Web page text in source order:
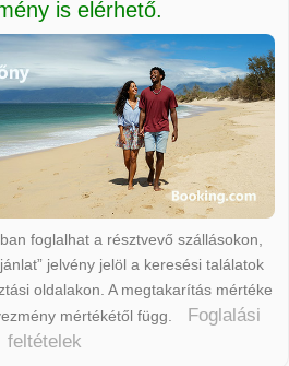
is elérhető.
foglalhat a résztvevő szállásokon,
jelvény jelöl a keresési találatok
oldalakon. A megtakarítás mértéke
mértékétől függ.
Foglalási
feltételek